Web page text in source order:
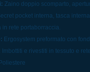
Zaino doppio scomparto,
pocket interna, tasca
in rete portaborraccia.
Ergosystem preformato con
Imbottiti e rivestiti in tessuto e
Poliestere